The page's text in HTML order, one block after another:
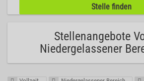
Stellenangebote
Niedergelassener